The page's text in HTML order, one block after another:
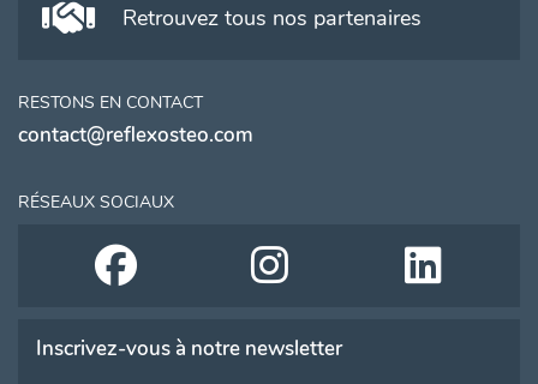
Retrouvez tous nos partenaires
RESTONS EN CONTACT
contact@reflexosteo.com
RÉSEAUX SOCIAUX
Inscrivez-vous à notre newsletter